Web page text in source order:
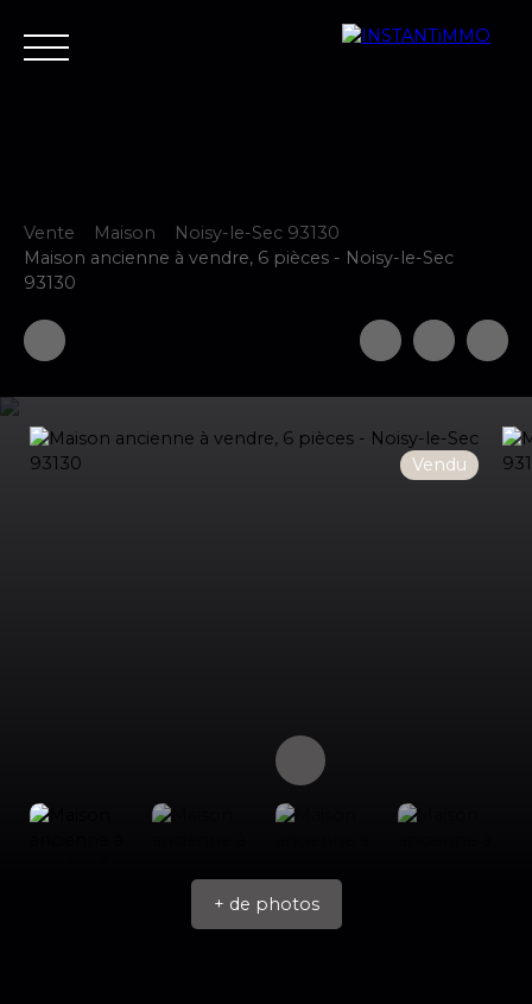
Accueil Estimer Vendre Acheter
Vente Maison
Noisy-le-Sec 93130
Maison ancienne à vendre, 6 pièces - Noisy-le-Sec
93130
Vendu
+ de photos